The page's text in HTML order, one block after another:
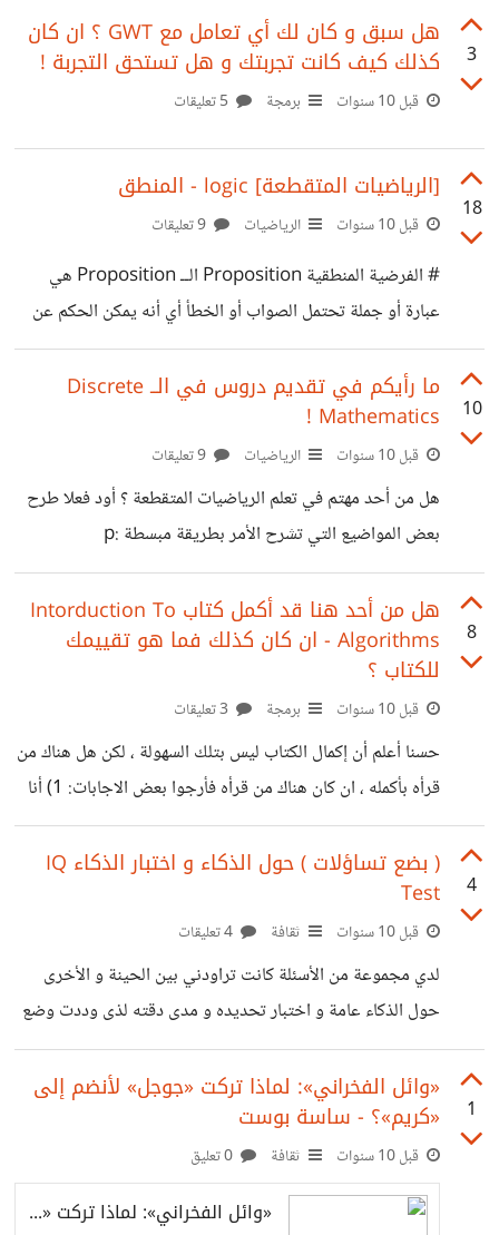
3
هل سبق و كان لك أي تعامل مع GWT ؟ ان كان
كذلك كيف كانت تجربتك و هل تستحق التجربة !
قبل 10 سنوات برمجة
18
[الرياضيات المتقطعة] logic - المنطق
قبل 10 سنوات الرياضيات
# الفرضية المنطقية Proposition الــ Proposition هي
عبارة أو جملة تحتمل الصواب أو الخطأ أي أنه يمكن الحكم عن
حالتها ( خاطئة False أو صحيحة True ) . أمثلة : -كل من
الجمل التالية هي عبارة عن Proposition * واشنطن هي
فالجملة الأولى و الثانية صحيحتان True أما الجملة الأخيرة
فهي خاطئة False * ما اسمك ؟ * كيف الحال ؟ * تعلم هذا
الجمل المذكورة أعلاه لا تعتبر
10
ما رأيكم في تقديم دروس في الــ Discrete
Mathematics !
قبل 10 سنوات الرياضيات
هل من أحد مهتم في تعلم الرياضيات المتقطعة ؟ أود فعلا طرح
بعض المواضيع التي تشرح الأمر بطريقة مبسطة :p
8
هل من أحد هنا قد أكمل كتاب Intorduction To
Algorithms - ان كان كذلك فما هو تقييمك
للكتاب ؟
قبل 10 سنوات برمجة
حسنا أعلم أن إكمال الكتاب ليس بتلك السهولة ، لكن هل هناك من
قرأه بأكمله ، ان كان هناك من قرأه فأرجوا بعض الاجابات: 1) أنا
حاليا أقرأ الكتاب بعد انقطاع عنه لمدة.. صراحة يصبح ما في
الكتاب صعبا جدا بعد تجاوز بضع chapters، أثناء تصفحك
المسائل الموجودة في الكتاب ؟؟ 3 ) هل لاحظت أي تطور
لمهارتك في ال problem solving بعد قراءة الكتاب 4 ) أثناء
4
( بضع تساؤلات ) حول الذكاء و اختبار الذكاء IQ
Test
قبل 10 سنوات ثقافة
لدي مجموعة من الأسئلة كانت تراودني بين الحينة و الأخرى
حول الذكاء عامة و اختبار تحديده و مدى دقته لذى وددت وضع
استفسار عن الأمر عل أحدا هنا له خبرة حول الموضوع، أسالتي
كالتالي : 1) ما مدى دقة الاختبار في قياس الذكاء؟ 2 ) هل الذكاء
قابل للتطور أم ثابت ( يعني هل يمكن للشخص ذو ذكاء معتدل
Average مثلا أن يطور ذكاءه بالعمل أم أن هذا شيء مستحيل
له علاقة بالجينات .. امور وراثية و كذا !؟ )
1
«وائل الفخراني»: لماذا تركت «جوجل» لأنضم إلى
«كريم»؟ - ساسة بوست
قبل 10 سنوات ثقافة
«وائل الفخراني»: لماذا تركت «جوجل» لأنضم إلى «كريم»؟ - ساسة بوست